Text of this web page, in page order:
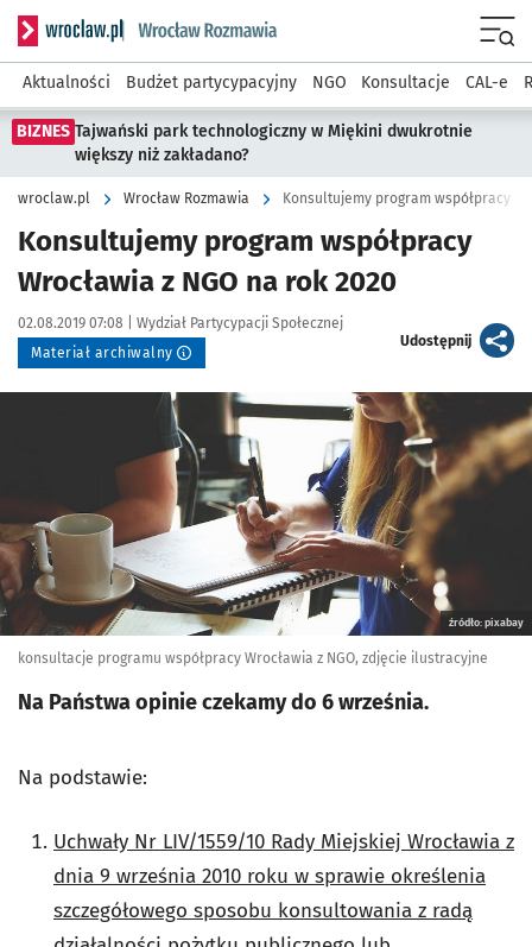
Serwis informacyjny wroclaw.pl podserwis: Rozmawia
Aktualności Budżet partycypacyjny NGO Konsultacje CAL-e
BIZNES Tajwański park technologiczny w Miękini dwukrotnie
większy niż zakładano?
wroclaw.pl Wrocław Rozmawia Konsultujemy program współpracy
Konsultujemy program współpracy
Wrocławia z NGO na rok 2020
Data publikacji:
02.08.2019 07:08 | Autor:
Wydział Partycypacji Społecznej
Materiał archiwalny
Udostępnijartykuł
Kliknij, aby powiększyć
źródło: pixabay
konsultacje programu współpracy Wrocławia z NGO, zdjęcie ilustracyjne
Na Państwa opinie czekamy do 6 września.
Na podstawie:
Uchwały Nr LIV/1559/10 Rady Miejskiej Wrocławia z
dnia 9 września 2010 roku w sprawie określenia
szczegółowego sposobu konsultowania z radą